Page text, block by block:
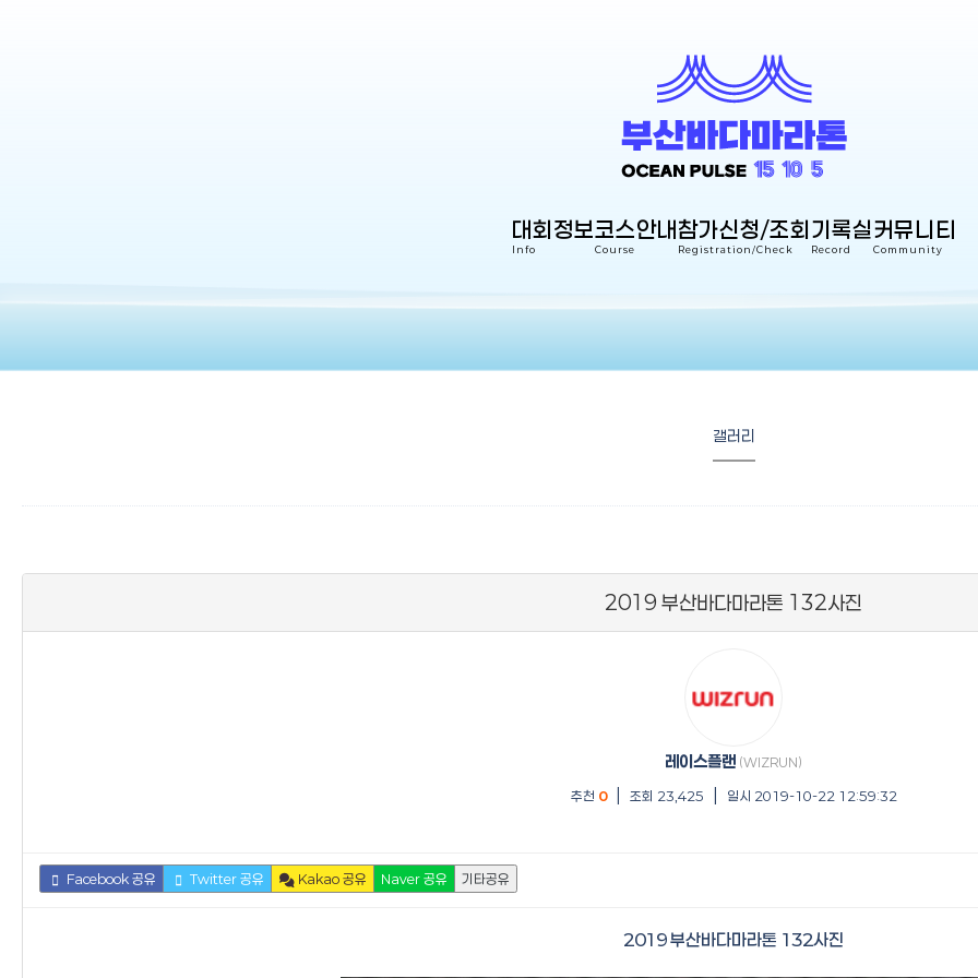
대회정보
Info
코스안내
Course
참가신청/조회
Registration/Check
기록실
Record
커뮤니티
Community
갤러리
2019 부산바다마라톤 132사진
레이스플랜 (WIZRUN)
추천 0 조회 23,425 일시 2019-10-22 12:59:32
Facebook 공유 Twitter 공유 Kakao 공유 Naver 공유 기타공유
2019 부산바다마라톤 132사진